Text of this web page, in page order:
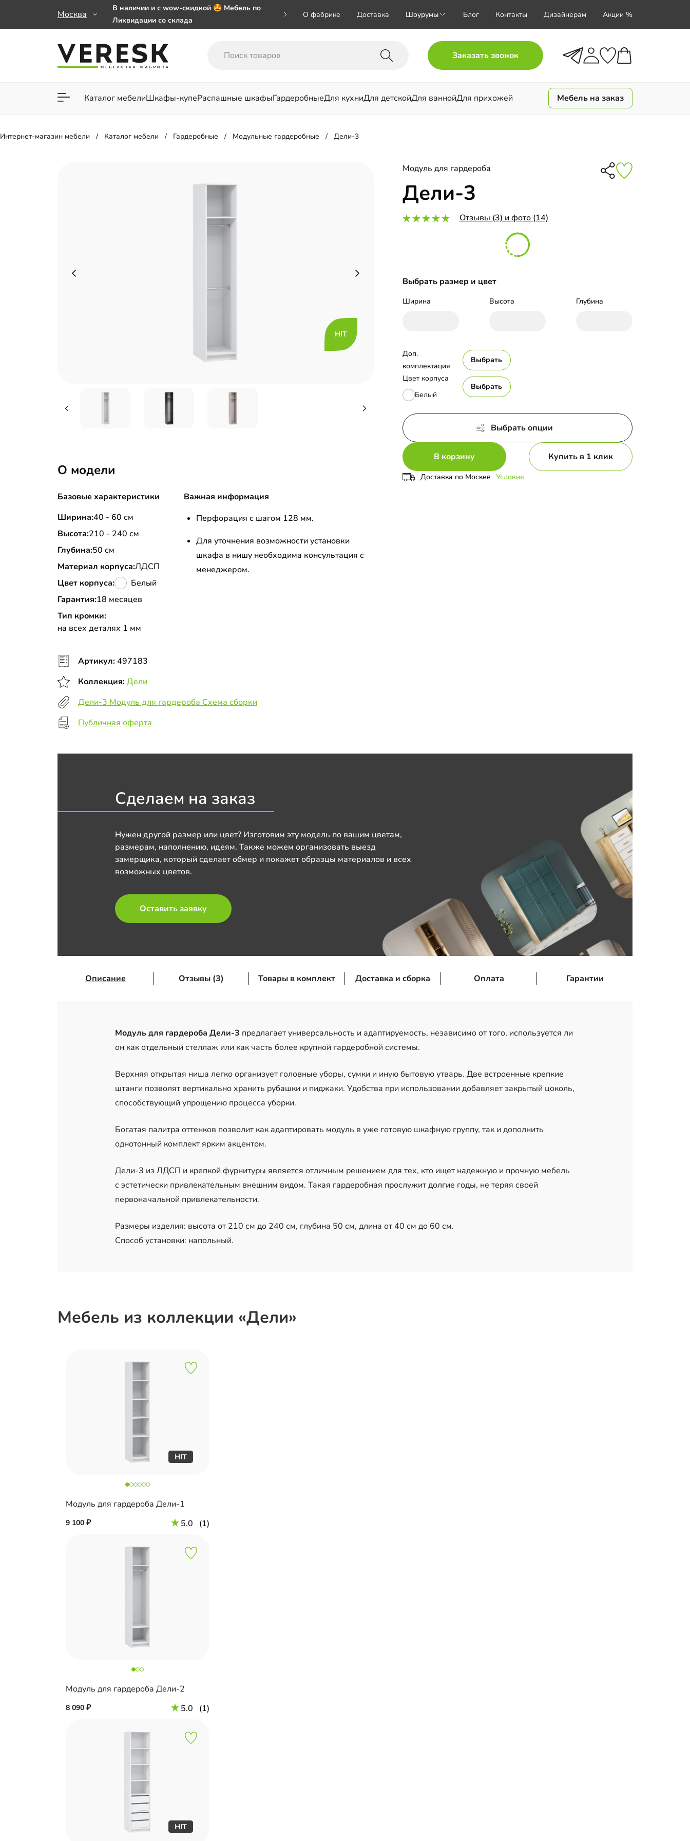
Москва
В наличии и с wow-скидкой 🤩 Мебель по
Ликвидации со склада
заказе от 50 000 ₽
Важно! Наш Whatsapp переехал на номер
О фабрике Доставка Шоурумы Блог Контакты Дизайнерам Акции %
Заказать звонок
Каталог мебелиШкафы-купеРаспашные шкафыГардеробныеДля кухниДля детскойДля ваннойДля прихожей
Для гостиной Для спальни
Мебель на заказ
Интернет-магазин мебели Каталог мебели Гардеробные Модульные гардеробные Дели-3
Модуль для гардероба
Дели-3
Отзывы (3) и фото (14)
Выбрать размер и цвет
Ширина Высота Глубина
Цвет корпуса
Белый
Выбрать
Доп.
комплектация
Выбрать
Выбрать опции
В корзину Купить в 1 клик
Доставка по Москве Условия
О модели
Базовые характеристики
Ширина:40 - 60 см
Высота:210 - 240 см
Глубина:50 см
Материал корпуса:ЛДСП
Цвет корпуса:
Белый
Гарантия:18 месяцев
Тип кромки:
на всех деталях 1 мм
Важная информация
Перфорация с шагом 128 мм.
Для уточнения возможности установки
шкафа в нишу необходима консультация с
менеджером.
Артикул:497183
Коллекция:Дели
Дели-3 Модуль для гардероба Схема сборки
Публичная оферта
Сделаем на заказ
Нужен другой размер или цвет? Изготовим эту модель по вашим цветам,
размерам, наполнению, идеям. Также можем организовать выезд
замерщика, который сделает обмер и покажет образцы материалов и всех
возможных цветов.
Оставить заявку
Описание Отзывы (3) Товары в комплект Доставка и сборка Оплата Гарантии
Модуль для гардероба Дели-3 предлагает универсальность и адаптируемость, независимо от того, используется ли
он как отдельный стеллаж или как часть более крупной гардеробной системы.
Верхняя открытая ниша легко организует головные уборы, сумки и иную бытовую утварь. Две встроенные крепкие
штанги позволят вертикально хранить рубашки и пиджаки. Удобства при использовании добавляет закрытый цоколь,
способствующий упрощению процесса уборки.
Богатая палитра оттенков позволит как адаптировать модуль в уже готовую шкафную группу, так и дополнить
однотонный комплект ярким акцентом.
Дели-3 из ЛДСП и крепкой фурнитуры является отличным решением для тех, кто ищет надежную и прочную мебель
с эстетически привлекательным внешним видом. Такая гардеробная прослужит долгие годы, не теряя своей
первоначальной привлекательности.
Размеры изделия: высота от 210 см до 240 см, глубина 50 см, длина от 40 см до 60 см.
Способ установки: напольный.
Мебель из коллекции «Дели»
Модуль для гардероба Дели-1
9 100 5.0 (1)
Модуль для гардероба Дели-2
8 090 5.0 (1)